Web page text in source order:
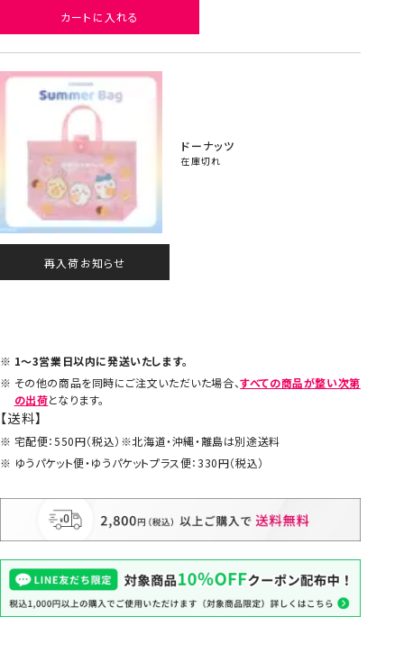
カートに入れる
ドーナッツ
在庫切れ
再入荷お知らせ
1～3営業日以内に発送いたします。
その他の商品を同時にご注文いただいた場合、すべての商品が整い次第
の出荷となります。
【送料】
宅配便：550円（税込）※北海道・沖縄・離島は別途送料
ゆうパケット便・ゆうパケットプラス便：330円（税込）